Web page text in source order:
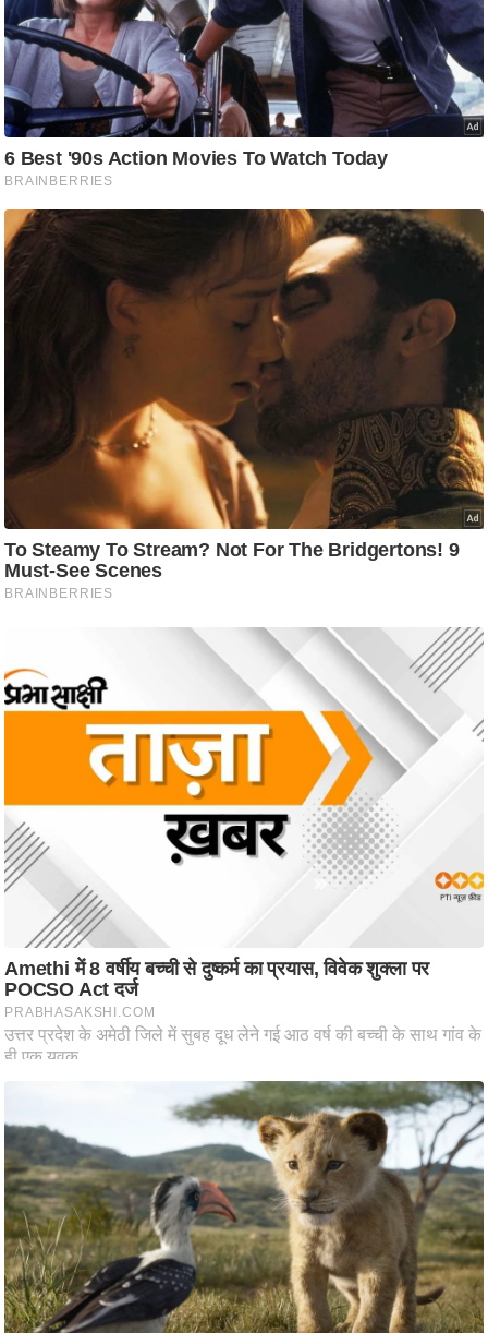
/
फै
श
न
घ
रे
नु
स्खे
फि
स
मं
त्रा
ले
श
रा
ज
नी
वि
श्ले
ष
ण
स
म
यि
क
मा
तृ
भू
मि